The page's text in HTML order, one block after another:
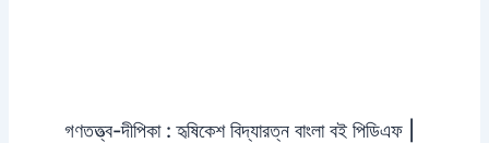
গণতত্ত্ব-দীপিকা : হৃষিকেশ বিদ্যারত্ন বাংলা বই পিডিএফ |